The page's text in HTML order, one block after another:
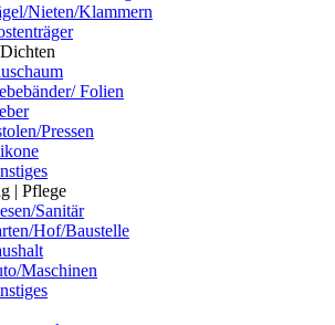
Nieten/Klammern
Folien
Pressen
| Pflege
Sanitär
Hof/Baustelle
Maschinen